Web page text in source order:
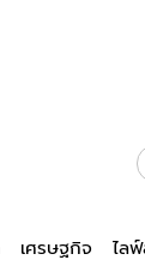
เศรษฐกิจ ไล